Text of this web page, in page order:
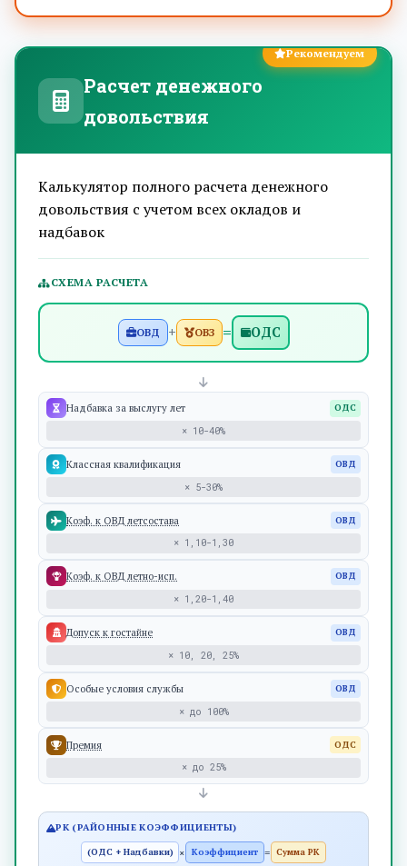
Рекомендуем
Расчет денежного
довольствия
Калькулятор полного расчета денежного
довольствия с учетом всех окладов и
надбавок
СХЕМА РАСЧЕТА
ОВД + ОВЗ = ОДС
Надбавка за выслугу лет ОДС
× 10-40%
Классная квалификация ОВД
× 5-30%
Коэф. к ОВД летсостава ОВД
× 1,10-1,30
Коэф. к ОВД летно-исп. ОВД
× 1,20-1,40
Допуск к гостайне ОВД
× 10, 20, 25%
Особые условия службы ОВД
× до 100%
Премия ОДС
× до 25%
РК (РАЙОННЫЕ КОЭФФИЦИЕНТЫ)
(ОДС + Надбавки) × Коэффициент = Сумма РК